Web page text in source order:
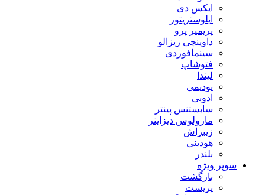
ایکس دی
ایلوستریتور
پریمیر پرو
داوینچی ریزالو
سینمافوردی
فتوشاپ
لیندا
یودیمی
ادوبی
سابستنس پینتر
مارولوس دیزاینر
زیبراش
هودینی
بلندر
سوپر ویژه
بازگشت
پریست